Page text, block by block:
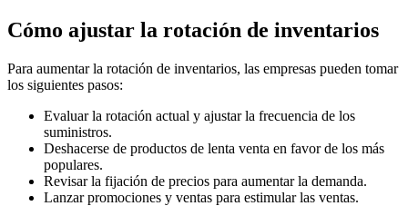
Cómo ajustar la rotación de inventarios
Para aumentar la rotación de inventarios, las empresas pueden tomar
los siguientes pasos:
Evaluar la rotación actual y ajustar la frecuencia de los
suministros.
Deshacerse de productos de lenta venta en favor de los más
populares.
Revisar la fijación de precios para aumentar la demanda.
Lanzar promociones y ventas para estimular las ventas.